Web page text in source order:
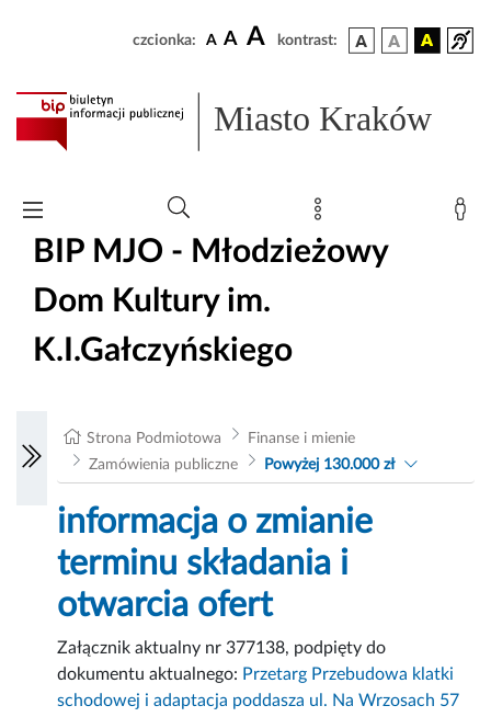
czcionka: A A A kontrast:
Miasto Kraków
BIP MJO - Młodzieżowy
Dom Kultury im.
K.I.Gałczyńskiego
Strona Podmiotowa
Finanse i mienie
Zamówienia publiczne
Powyżej 130.000 zł
informacja o zmianie
terminu składania i
otwarcia ofert
Załącznik aktualny nr 377138, podpięty do
dokumentu aktualnego: Przetarg Przebudowa klatki
schodowej i adaptacja poddasza ul. Na Wrzosach 57